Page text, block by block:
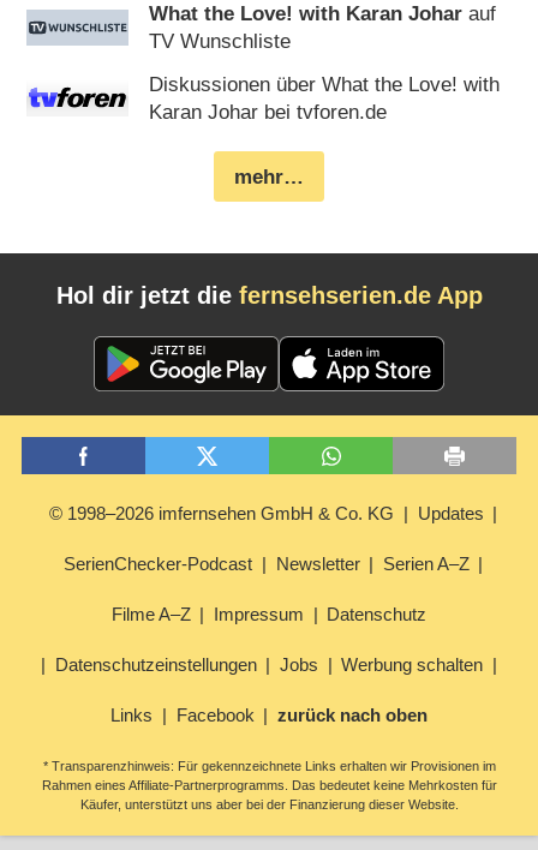
What the Love! with Karan Johar auf
TV Wunschliste
Diskussionen über What the Love! with
Karan Johar bei tvforen.de
mehr…
Hol dir jetzt die fernsehserien.de App
© 1998–2026 imfernsehen GmbH & Co. KG Updates
SerienChecker-Podcast Newsletter Serien A–Z
Filme A–Z Impressum Datenschutz
Datenschutzeinstellungen Jobs Werbung schalten
Links Facebook zurück nach oben
* Transparenzhinweis: Für gekennzeichnete Links erhalten wir Provisionen im
Rahmen eines Affiliate-Partnerprogramms. Das bedeutet keine Mehrkosten für
Käufer, unterstützt uns aber bei der Finanzierung dieser Website.